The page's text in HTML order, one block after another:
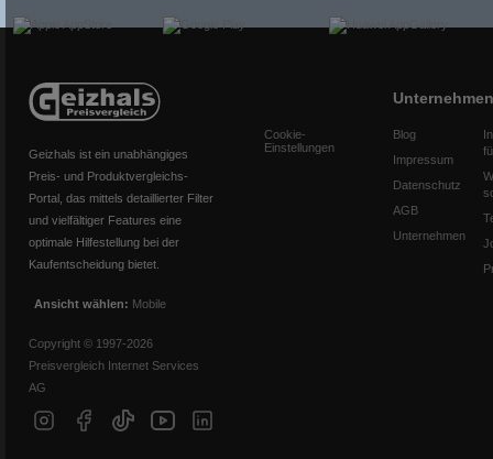
Geizhals ist ein unabhängiges
Preis- und Produktvergleichs-
Portal, das mittels detaillierter Filter
und vielfältiger Features eine
optimale Hilfestellung bei der
Kaufentscheidung bietet.
Ansicht wählen: Mobile
Copyright © 1997-2026
Preisvergleich Internet Services
AG
Cookie-
Einstellungen
Unternehmen
Blog
Impressum
Datenschutz
AGB
Unternehmen